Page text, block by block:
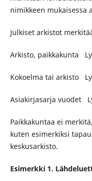
nimikkeen mukaisessa
Julkiset arkistot
Arkisto, paikkakunta
Kokoelma tai arkisto
Asiakirjasarja vuodet
Paikkakuntaa ei
kuten esimerkiksi
keskusarkisto.
Esimerkki 1.